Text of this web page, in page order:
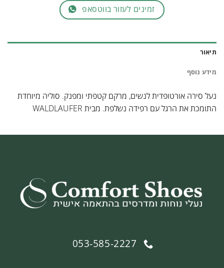
זמינים לעזור בווטסאפ
תיאור
מידע נוסף
נעל סירה אורטופדית לנשים, מרקם קטפתי ומפנק. סוליה מיוחדת
התומכת את הרגל עם רפידה נשלפת. מבית WALDLAUFER
053-585-2227